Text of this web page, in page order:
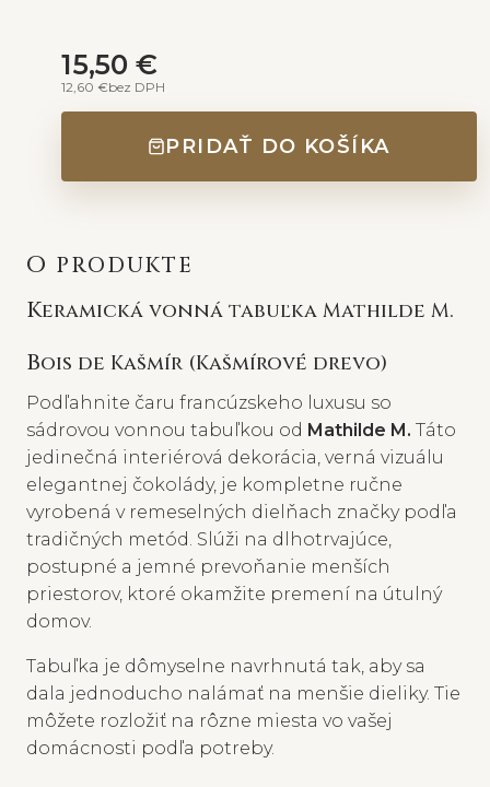
15,50 €
12,60 €bez DPH
PRIDAŤ DO KOŠÍKA
O PRODUKTE
Keramická vonná tabuľka Mathilde M.
Bois de Kašmír (Kašmírové drevo)
Podľahnite čaru francúzskeho luxusu so
sádrovou vonnou tabuľkou od Mathilde M. Táto
jedinečná interiérová dekorácia, verná vizuálu
elegantnej čokolády, je kompletne ručne
vyrobená v remeselných dielňach značky podľa
tradičných metód. Slúži na dlhotrvajúce,
postupné a jemné prevoňanie menších
priestorov, ktoré okamžite premení na útulný
domov.
Tabuľka je dômyselne navrhnutá tak, aby sa
dala jednoducho nalámať na menšie dieliky. Tie
môžete rozložiť na rôzne miesta vo vašej
domácnosti podľa potreby.